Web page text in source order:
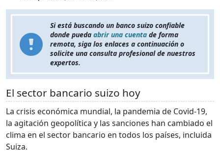
Si está buscando un banco suizo confiable
donde pueda abrir una cuenta de forma
remota, siga los enlaces a continuación o
solicite una consulta profesional de nuestros
expertos.
El sector bancario suizo hoy
La crisis económica mundial, la pandemia de Covid-19,
la agitación geopolítica y las sanciones han cambiado el
clima en el sector bancario en todos los países, incluida
Suiza.